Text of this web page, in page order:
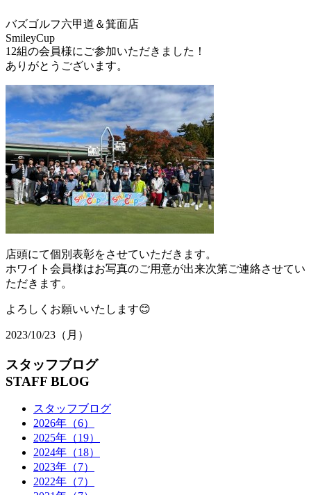
バズゴルフ六甲道＆箕面店
SmileyCup
12組の会員様にご参加いただきました！
ありがとうございます。
店頭にて個別表彰をさせていただきます。
ホワイト会員様はお写真のご用意が出来次第ご連絡させてい
ただきます。
よろしくお願いいたします😊
2023/10/23（月）
スタッフブログ
STAFF BLOG
スタッフブログ
2026年（6）
2025年（19）
2024年（18）
2023年（7）
2022年（7）